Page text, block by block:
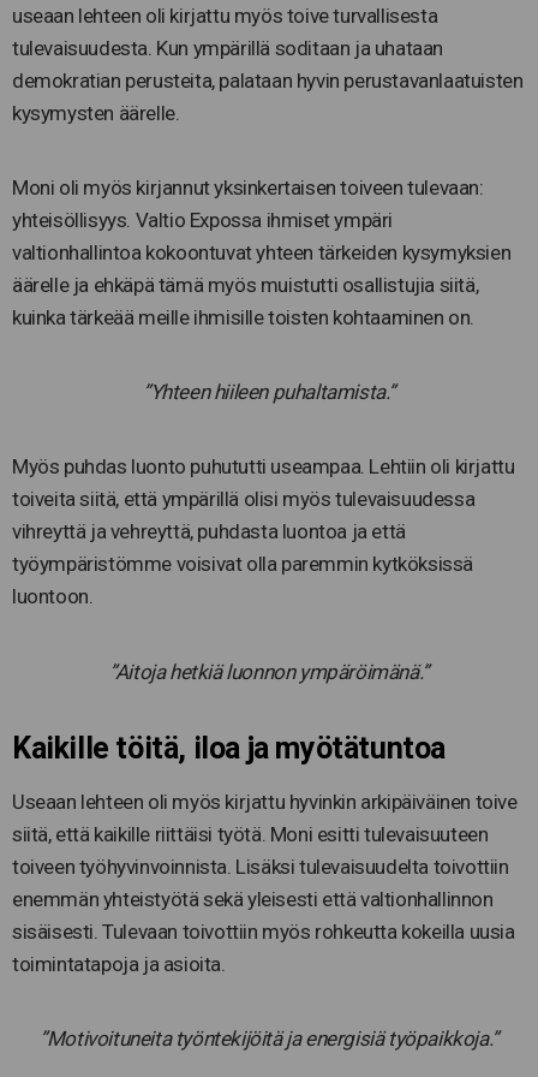
useaan lehteen oli kirjattu myös toive turvallisesta
tulevaisuudesta. Kun ympärillä soditaan ja uhataan
demokratian perusteita, palataan hyvin perustavanlaatuisten
kysymysten äärelle.
Moni oli myös kirjannut yksinkertaisen toiveen tulevaan:
yhteisöllisyys. Valtio Expossa ihmiset ympäri
valtionhallintoa kokoontuvat yhteen tärkeiden kysymyksien
äärelle ja ehkäpä tämä myös muistutti osallistujia siitä,
kuinka tärkeää meille ihmisille toisten kohtaaminen on.
”Yhteen hiileen puhaltamista.”
Myös puhdas luonto puhututti useampaa. Lehtiin oli kirjattu
toiveita siitä, että ympärillä olisi myös tulevaisuudessa
vihreyttä ja vehreyttä, puhdasta luontoa ja että
työympäristömme voisivat olla paremmin kytköksissä
luontoon.
”Aitoja hetkiä luonnon ympäröimänä.”
Kaikille töitä, iloa ja myötätuntoa
Useaan lehteen oli myös kirjattu hyvinkin arkipäiväinen toive
siitä, että kaikille riittäisi työtä. Moni esitti tulevaisuuteen
toiveen työhyvinvoinnista. Lisäksi tulevaisuudelta toivottiin
enemmän yhteistyötä sekä yleisesti että valtionhallinnon
sisäisesti. Tulevaan toivottiin myös rohkeutta kokeilla uusia
toimintatapoja ja asioita.
”Motivoituneita työntekijöitä ja energisiä työpaikkoja.”